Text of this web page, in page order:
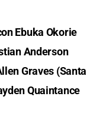
Ebuka Okorie
Anderson
Graves (Santa
Quaintance